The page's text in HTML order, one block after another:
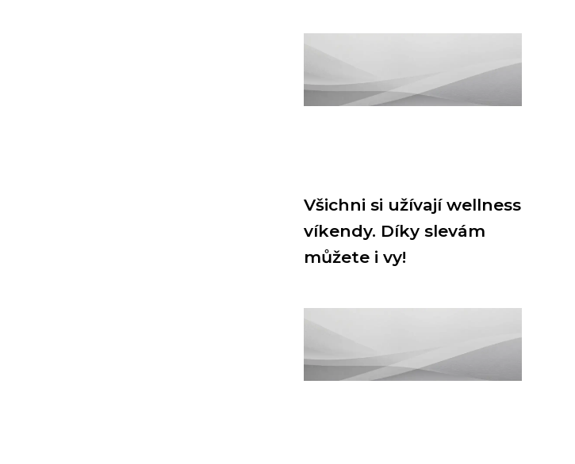
Všichni si užívají wellness
víkendy. Díky slevám
můžete i vy!